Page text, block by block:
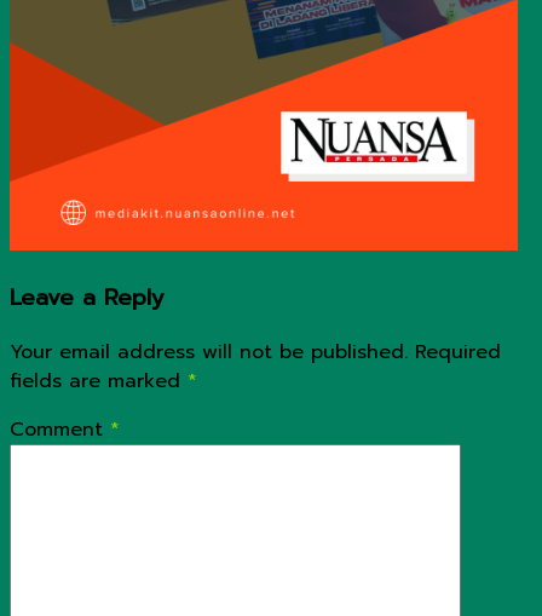
Leave a Reply
Your email address will not be published. Required
fields are marked *
Comment *